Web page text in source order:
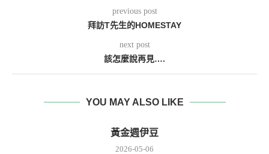
previous post
拜訪T先生的HOMESTAY
next post
該怎麼說再見….
YOU MAY ALSO LIKE
黃金週伊豆
2026-05-06